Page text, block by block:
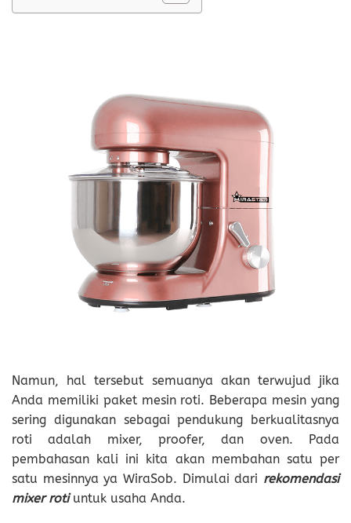
Namun, hal tersebut semuanya akan terwujud jika
Anda memiliki paket mesin roti. Beberapa mesin yang
sering digunakan sebagai pendukung berkualitasnya
roti adalah mixer, proofer, dan oven. Pada
pembahasan kali ini kita akan membahan satu per
satu mesinnya ya WiraSob. Dimulai dari rekomendasi
mixer rotiuntuk usaha Anda.